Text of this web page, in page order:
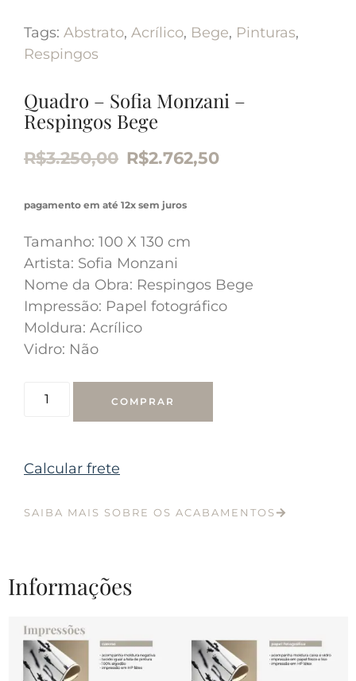
Tags: Abstrato, Acrílico, Bege, Pinturas,
Respingos
Quadro – Sofia Monzani –
Respingos Bege
R$3.250,00 R$2.762,50
pagamento em até 12x sem juros
Tamanho: 100 X 130 cm
Artista: Sofia Monzani
Nome da Obra: Respingos Bege
Impressão: Papel fotográfico
Moldura: Acrílico
Vidro: Não
COMPRAR
Calcular frete
SAIBA MAIS SOBRE OS ACABAMENTOS
Informações